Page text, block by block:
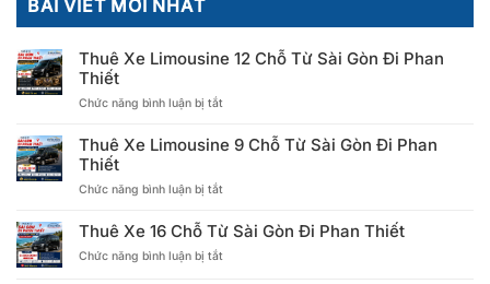
BÀI VIẾT MỚI NHẤT
Thuê Xe Limousine 12 Chỗ Từ Sài Gòn Đi Phan
Thiết
Chức năng bình luận bị tắt
Xe
Limousine
Chỗ
Sài
Gòn
Đi
Thuê Xe Limousine 9 Chỗ Từ Sài Gòn Đi Phan
Thiết
Chức năng bình luận bị tắt
Xe
Limousine
9
Thuê Xe 16 Chỗ Từ Sài Gòn Đi Phan Thiết
Chức năng bình luận bị tắt